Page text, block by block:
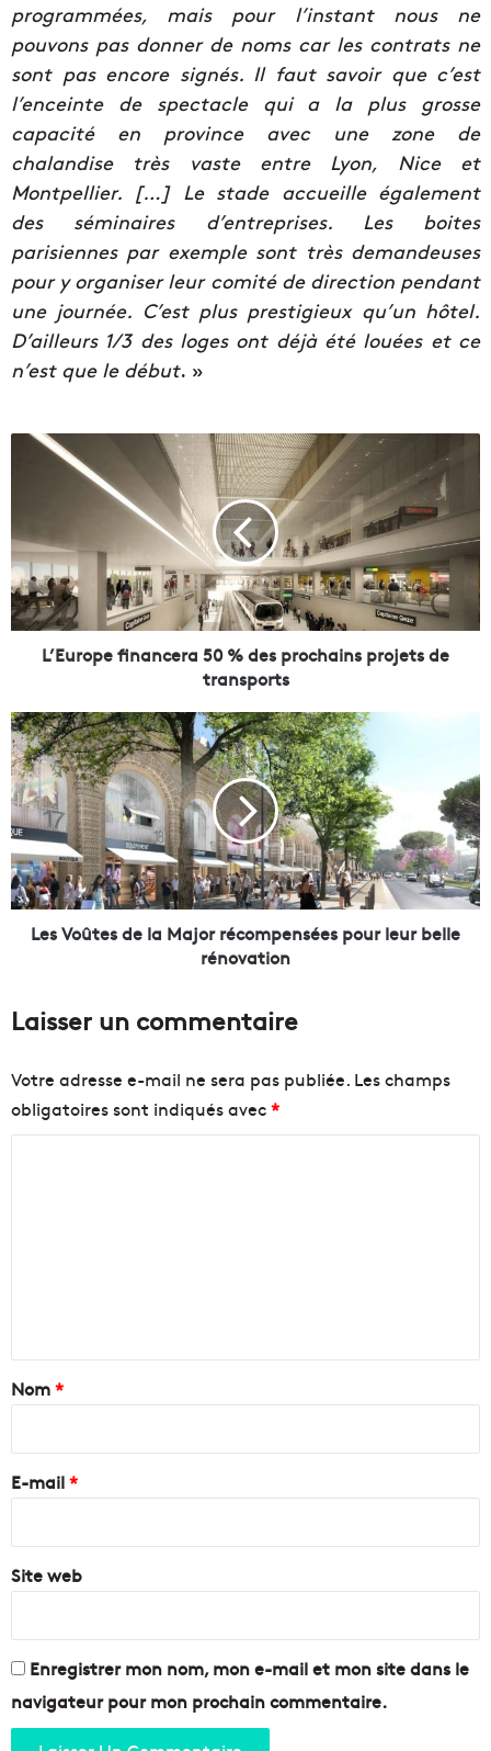
programmées, mais pour l’instant nous ne
pouvons pas donner de noms car les contrats ne
sont pas encore signés. Il faut savoir que c’est
l’enceinte de spectacle qui a la plus grosse
capacité en province avec une zone de
chalandise très vaste entre Lyon, Nice et
Montpellier. […] Le stade accueille également
des séminaires d’entreprises. Les boites
parisiennes par exemple sont très demandeuses
pour y organiser leur comité de direction pendant
une journée. C’est plus prestigieux qu’un hôtel.
D’ailleurs 1/3 des loges ont déjà été louées et ce
n’est que le début. »
r
o
p
e
f
n
c
e
r
a
5
0
%
d
a
i
n
e
t
r
n
s
p
r
t
s
L’Europe financera 50 % des prochains projets de
transports
L
e
s
V
o
û
t
e
s
M
j
o
r
r
e
s
u
r
l
u
r
b
l
l
r
é
Les Voûtes de la Major récompensées pour leur belle
rénovation
Laisser un commentaire
Votre adresse e-mail ne sera pas publiée. Les champs
obligatoires sont indiqués avec*
a
r
e
Nom*
E-mail*
Site web
Enregistrer mon nom, mon e-mail et mon site dans le
navigateur pour mon prochain commentaire.